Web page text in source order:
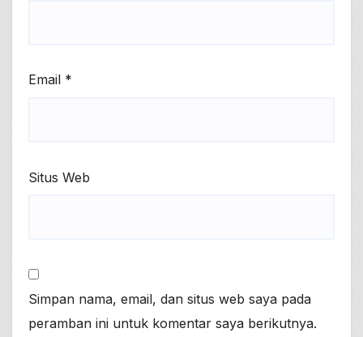
Email *
Situs Web
Simpan nama, email, dan situs web saya pada
peramban ini untuk komentar saya berikutnya.